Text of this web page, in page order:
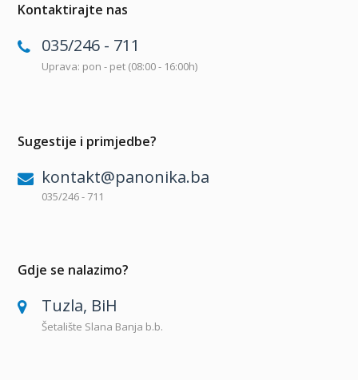
Kontaktirajte nas
035/246 - 711
Uprava: pon - pet (08:00 - 16:00h)
Sugestije i primjedbe?
kontakt@panonika.ba
035/246 - 711
Gdje se nalazimo?
Tuzla, BiH
Šetalište Slana Banja b.b.